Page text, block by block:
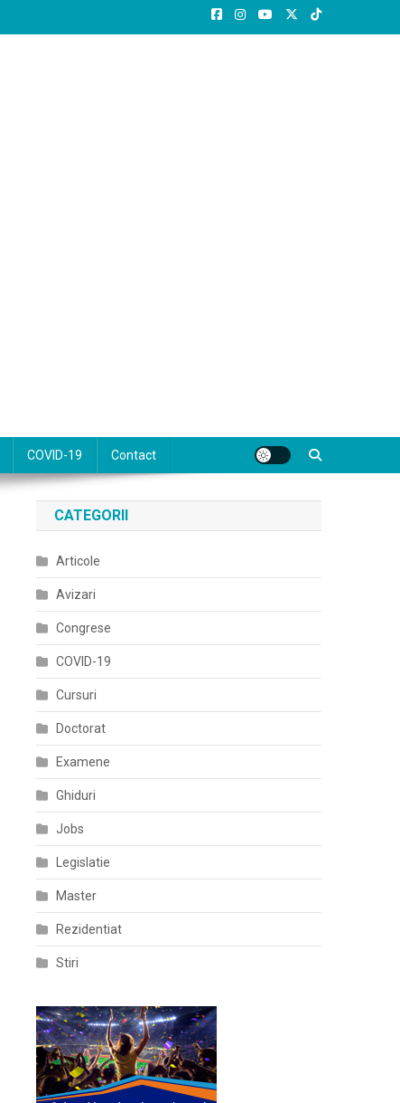
COVID-19 Contact
CATEGORII
Articole
Avizari
Congrese
COVID-19
Cursuri
Doctorat
Examene
Ghiduri
Jobs
Legislatie
Master
Rezidentiat
Stiri